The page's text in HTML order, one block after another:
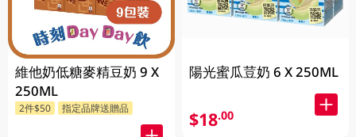
維他奶低糖麥精豆奶 9 X
250ML
2件$50 指定品牌送贈品
陽光蜜瓜荳奶 6 X 250ML
$18.00